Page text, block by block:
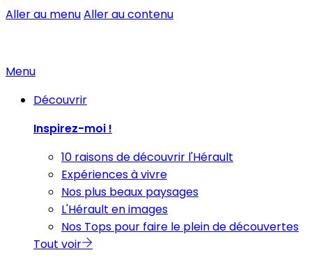
Aller au menuAller au contenu
Menu
Découvrir
Inspirez-moi !
10 raisons de découvrir l'Hérault
Expériences à vivre
Nos plus beaux paysages
L'Hérault en images
Nos Tops pour faire le plein de découvertes
Tout voir